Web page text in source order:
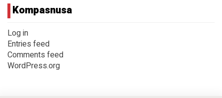
Kompasnusa
Log in
Entries feed
Comments feed
WordPress.org